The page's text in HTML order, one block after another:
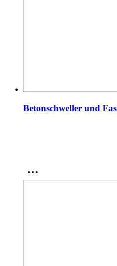
Betonschweller und